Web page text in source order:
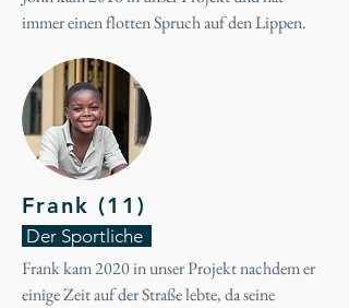
immer einen flotten Spruch auf den Lippen.
Frank (11)
Der Sportliche
Frank kam 2020 in unser Projekt nachdem er
einige Zeit auf der Straße lebte, da seine